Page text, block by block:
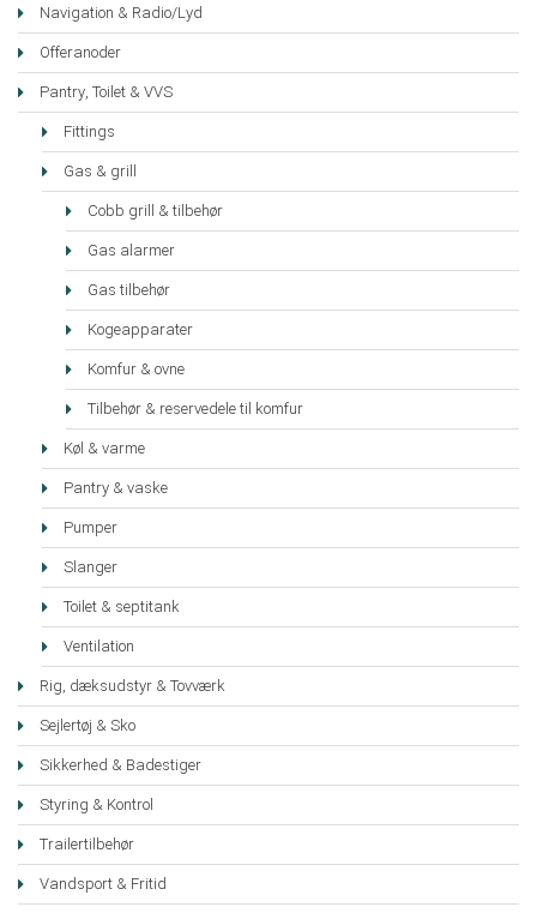
Navigation & Radio/Lyd
Offeranoder
Pantry, Toilet & VVS
Fittings
Gas & grill
Cobb grill & tilbehør
Gas alarmer
Gas tilbehør
Kogeapparater
Komfur & ovne
Tilbehør & reservedele til komfur
Køl & varme
Pantry & vaske
Pumper
Slanger
Toilet & septitank
Ventilation
Rig, dæksudstyr & Tovværk
Sejlertøj & Sko
Sikkerhed & Badestiger
Styring & Kontrol
Trailertilbehør
Vandsport & Fritid